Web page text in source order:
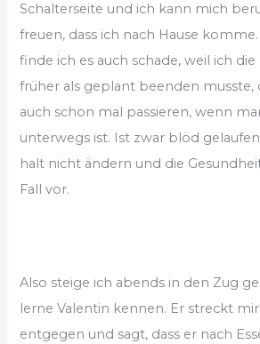
Schalterseite und ich kann mich
freuen, dass ich nach Hause
finde ich es auch schade, weil ich
früher als geplant beenden musste,
auch schon mal passieren, wenn
unterwegs ist. Ist zwar blöd
halt nicht ändern und die
Fall vor.
Also steige ich abends in den Zug
lerne Valentin kennen. Er streckt
entgegen und sagt, dass er nach